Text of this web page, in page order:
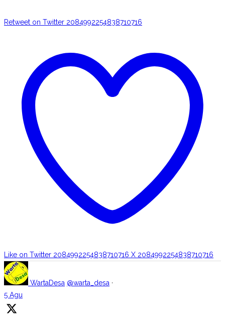
Retweet on Twitter 2084992254838710716
Like on Twitter 2084992254838710716 X 2084992254838710716
WartaDesa @warta_desa ·
5 Agu